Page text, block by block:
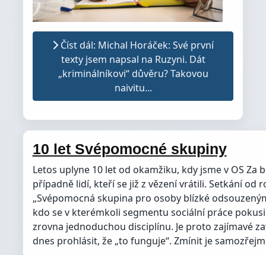
Číst dál: Michal Horáček: Své první
texty jsem napsal na Ruzyni. Dát
„kriminálníkovi“ důvěru? Takovou
naivitu...
10 let Svépomocné skupiny
Letos uplyne 10 let od okamžiku, kdy jsme v OS
případně lidí, kteří se již z vězení vrátili. Setkání od
„Svépomocná skupina pro osoby blízké
kdo se v kterémkoli segmentu sociální práce
zrovna jednoduchou disciplínu. Je proto zajímavé
dnes prohlásit, že „to funguje“. Zmínit je